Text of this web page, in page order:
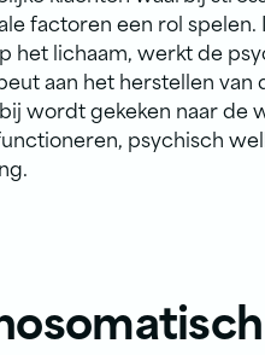
factoren een rol
het lichaam, werkt de
aan het herstellen van
wordt gekeken naar de
psychisch